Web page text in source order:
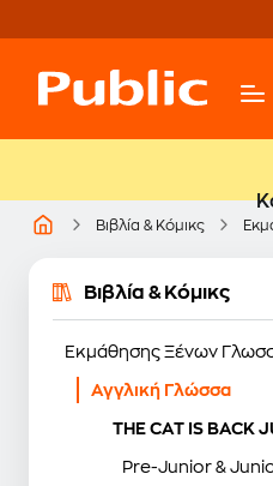
Βιβλία & Κόμικς
Βιβλία & Κόμικς
Εκμάθησης Ξένων
Αγγλική Γλώσσα
THE CAT IS BACK
Pre-Junior &